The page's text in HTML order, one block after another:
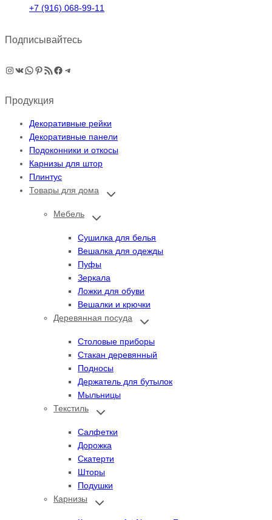
+7 (916) 068-99-11
Подписывайтесь
Instagram
ВКонтакте
WhatsApp
Pinterest
RSS-рассылка
Facebook
Telegram
Продукция
Декоративные рейки
Декоративные панели
Подоконники и откосы
Карнизы для штор
Плинтус
Товары для дома
Переключить
дочернее
Мебель
Переключить
дочернее
Сушилка для белья
Вешалка для одежды
Пуфы
Зеркала
Ложки для обуви
Вешалки и крючки
Деревянная посуда
Переключить
дочернее
Столовые приборы
Стакан деревянный
Подносы
Держатель для бутылок
Мыльницы
Текстиль
Переключить
дочернее
Салфетки
Дорожка
Скатерти
Шторы
Подушки
Карнизы
Переключить
дочернее